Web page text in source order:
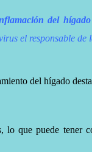
del hígado
el responsable de
del hígado
que puede tener